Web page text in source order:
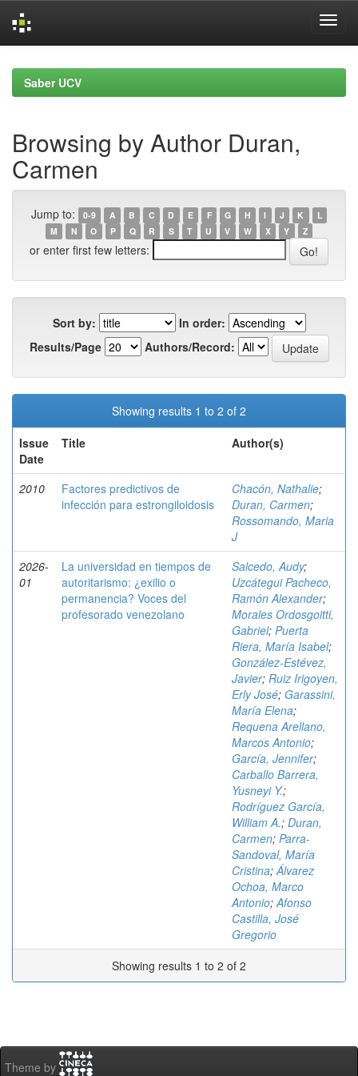
navigationSaber UCV
Browsing by Author Duran,
Carmen
Jump to: 0-9 A B C D E F G H I J K
L
M
N O P Q R S T U V W X Y Z
or enter first few letters:
Sort by:
In order:
Results/Page
Authors/Record:
Showing results 1 to 2 of 2
Issue
Date
Title Author(s)
2010
Factores predictivos de
infección para estrongiloidosis
Chacón, Nathalie;
Duran, Carmen;
Rossomando, Maria
J
2026-
01
La universidad en tiempos de
autoritarismo: ¿exilio o
permanencia? Voces del
profesorado venezolano
Salcedo, Audy;
Uzcátegui Pacheco,
Ramón Alexander;
Morales Ordosgoitti,
Gabriel; Puerta
Riera, María Isabel;
González-Estévez,
Javier; Ruiz Irigoyen,
Erly José; Garassini,
María Elena;
Requena Arellano,
Marcos Antonio;
García, Jennifer;
Carballo Barrera,
Yusneyi Y.;
Rodríguez García,
William A.; Duran,
Carmen; Parra-
Sandoval, María
Cristina;Álvarez
Ochoa, Marco
Antonio;Afonso
Castilla, José
Gregorio
Showing results 1 to 2 of 2
Theme by